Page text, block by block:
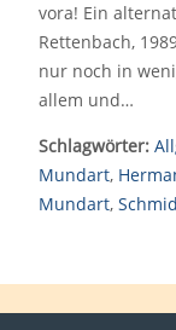
vora! Ein
Rettenbach,
nur noch in
allem und…
Schlagwörter:
Mundart,
Mundart, Schmid